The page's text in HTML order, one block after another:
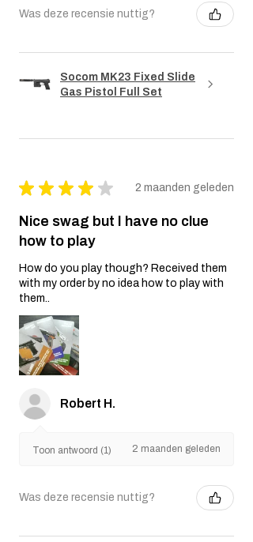
Was deze recensie nuttig?
Socom MK23 Fixed Slide
Gas Pistol Full Set
★ ★ ★ ★ ★ 2 maanden geleden
Nice swag but I have no clue
how to play
How do you play though? Received them
with my order by no idea how to play with
them..
Robert H.
Toon antwoord (1) 2 maanden geleden
Was deze recensie nuttig?